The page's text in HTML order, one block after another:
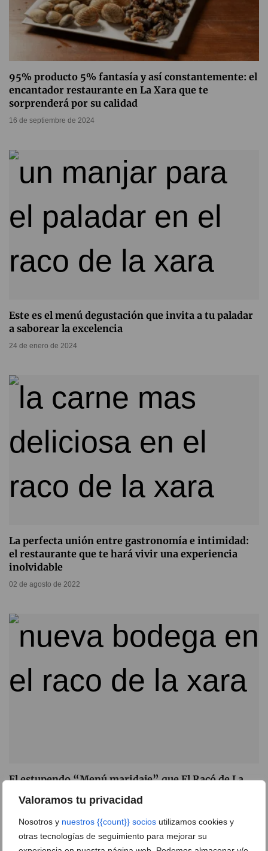
Valoramos tu privacidad
Nosotros y nuestros {{count}} socios utilizamos cookies y
otras tecnologías de seguimiento para mejorar su
95% producto 5% fantasía y así constantemente: el
encantador restaurante en La Xara que te
sorprenderá por su calidad
16 de septiembre de 2024
Este es el menú degustación que invita a tu paladar
a saborear la excelencia
24 de enero de 2024
La perfecta unión entre gastronomía e intimidad:
el restaurante que te hará vivir una experiencia
inolvidable
02 de agosto de 2022
El estupendo “Menú maridaje” que El Racó de La